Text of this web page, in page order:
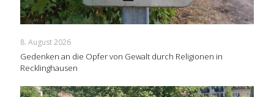
8. August 2026
Gedenken an die Opfer von Gewalt durch Religionen in
Recklinghausen